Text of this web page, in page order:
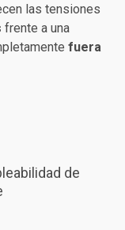
las tensiones
frente a una
fuera
de